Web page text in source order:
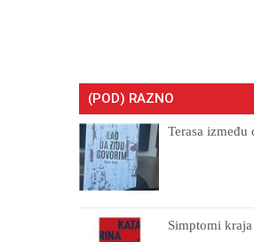
(POD) RAZNO
Terasa između
Simptomi kraja